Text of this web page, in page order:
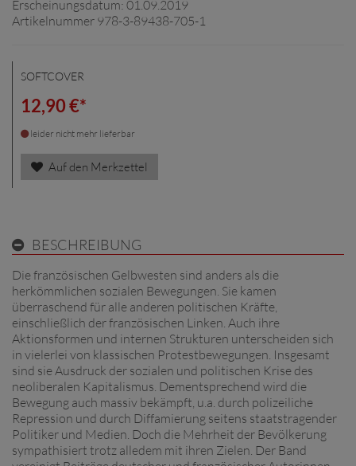
Erscheinungsdatum: 01.09.2019
Artikelnummer 978-3-89438-705-1
SOFTCOVER
12,90 €*
leider nicht mehr lieferbar
Auf den Merkzettel
BESCHREIBUNG
Die französischen Gelbwesten sind anders als die
herkömmlichen sozialen Bewegungen. Sie kamen
überraschend für alle anderen politischen Kräfte,
einschließlich der französischen Linken. Auch ihre
Aktionsformen und internen Strukturen unterscheiden sich
in vielerlei von klassischen Protestbewegungen. Insgesamt
sind sie Ausdruck der sozialen und politischen Krise des
neoliberalen Kapitalismus. Dementsprechend wird die
Bewegung auch massiv bekämpft, u.a. durch polizeiliche
Repression und durch Diffamierung seitens staatstragender
Politiker und Medien. Doch die Mehrheit der Bevölkerung
sympathisiert trotz alledem mit ihren Zielen. Der Band